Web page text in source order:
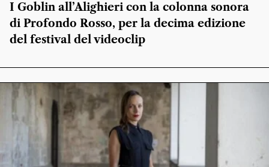
I Goblin all’Alighieri con la colonna sonora
di Profondo Rosso, per la decima edizione
del festival del videoclip